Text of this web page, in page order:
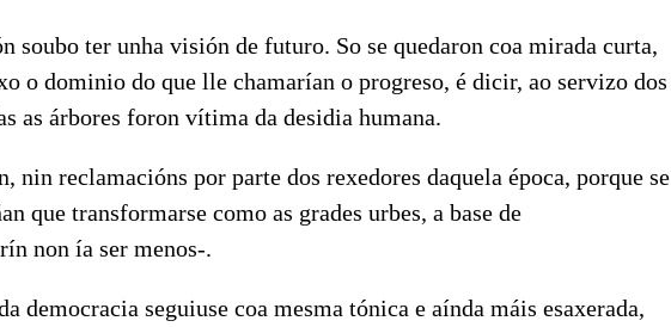
soubo ter unha visión de futuro. So se quedaron coa mirada curta,
o dominio do que lle chamarían o progreso, é dicir, ao servizo dos
as árbores foron vítima da desidia humana.
nin reclamacións por parte dos rexedores daquela época, porque se
que transformarse como as grades urbes, a base de
non ía ser menos-.
democracia seguiuse coa mesma tónica e aínda máis esaxerada,